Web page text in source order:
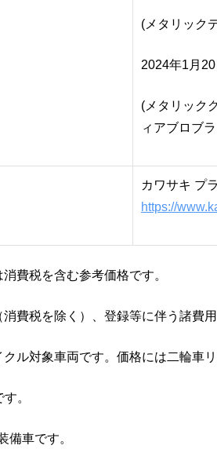
(メタリック
2024年1月20
(メタリック
ィアブロブ
カワサキ プ
https://
費税を含む参考価格です。
費税を除く）、登録等に伴う諸費用
ル対象車両です。価格には二輪車
。
車です。